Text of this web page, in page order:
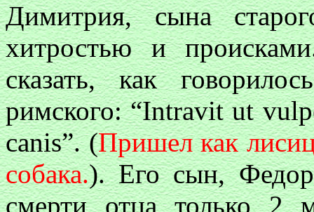
Димитрия, сына
хитростью и
сказать, как
римского: “Intravit ut
canis”. (Пришел как
собака.). Его сын, Федор
смерти отца только